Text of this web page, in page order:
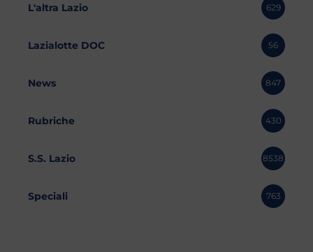
L'altra Lazio 629
Lazialotte DOC 56
News 847
Rubriche 430
S.S. Lazio 8538
Speciali 763